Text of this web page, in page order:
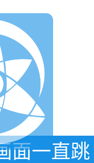
面一直跳